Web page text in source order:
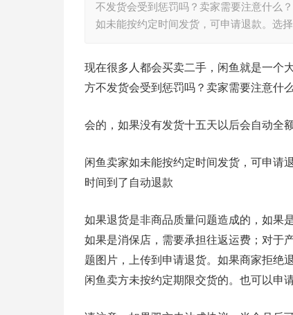
不发货会受到惩罚吗？卖家需要注意什么
如未能按约定时间发货，可申请退款。选择
现在很多人都会买卖二手，闲鱼就是一个
方不发货会受到惩罚吗？卖家需要注意什
会的，如果没有发货十五天以后会自动全
闲鱼卖家如未能按约定时间发货，可申请
时间到了自动退款
如果退货是非商品质量问题造成的，如果
如果是消保店，需要承担往返运费；对于
题图片，上传到申请退货。如果商家拒绝
闲鱼卖方未按约定期限交货的。也可以申